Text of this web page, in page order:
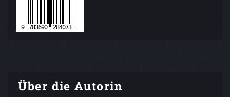
Über die Autorin